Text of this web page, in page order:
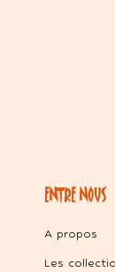
ENTRE NOUS
A propos
Les